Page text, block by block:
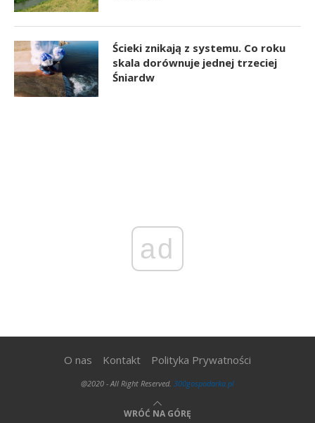
Ścieki znikają z systemu. Co roku
skala dorównuje jednej trzeciej
Śniardw
ad
O nas Kontakt Polityka Prywatności
@2020 - All Right Reserved. 300gospodarka.pl
WRÓĆ NA GÓRĘ